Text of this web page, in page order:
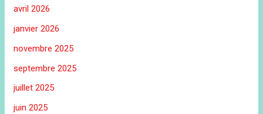
avril 2026
janvier 2026
novembre 2025
septembre 2025
juillet 2025
juin 2025